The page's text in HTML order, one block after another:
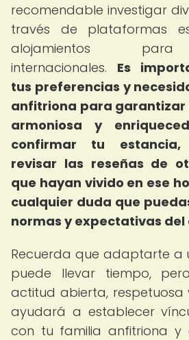
recomendable investigar
través de plataformas
alojamientos para
internacionales. Es
tus preferencias y
anfitriona para garantizar
armoniosa y
confirmar tu
revisar las reseñas de
que hayan vivido en ese
cualquier duda que
normas y expectativas
Recuerda que adaptarte a
puede llevar tiempo,
actitud abierta,
ayudará a establecer
con tu familia anfitriona y